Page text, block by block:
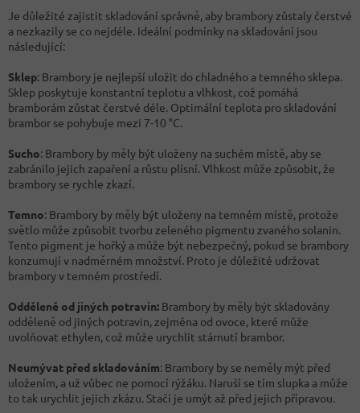
Je důležité zajistit skladování správně, aby brambory zůstaly čerstvé
a nezkazily se co nejdéle. Ideální podmínky na skladování jsou
následující:
Sklep: Brambory je nejlepší uložit do chladného a temného sklepa.
Sklep poskytuje konstantní teplotu a vlhkost, což pomáhá
bramborám zůstat čerstvé déle. Optimální teplota pro skladování
brambor se pohybuje mezi 7-10 °C.
Sucho: Brambory by měly být uloženy na suchém místě, aby se
zabránilo jejich zapaření a růstu plísní. Vlhkost může způsobit, že
brambory se rychle zkazí.
Temno: Brambory by měly být uloženy na temném místě, protože
světlo může způsobit tvorbu zeleného pigmentu zvaného solanin.
Tento pigment je hořký a může být nebezpečný, pokud se brambory
konzumují v nadměrném množství. Proto je důležité udržovat
brambory v temném prostředí.
Odděleně od jiných potravin: Brambory by měly být skladovány
odděleně od jiných potravin, zejména od ovoce, které může
uvolňovat ethylen, což může urychlit stárnutí brambor.
Neumývat před skladováním: Brambory by se neměly mýt před
uložením, a už vůbec ne pomocí rýžáku. Naruší se tím slupka a může
to tak urychlit jejich zkázu. Stačí je umýt až před jejich přípravou.